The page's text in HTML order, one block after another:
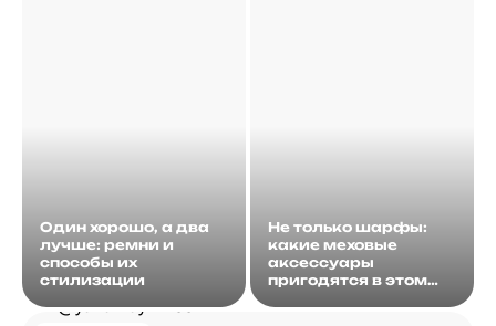
Один хорошо, а два
лучше: ремни и
способы их
стилизации
Не только шарфы:
какие меховые
аксессуары
пригодятся в этом